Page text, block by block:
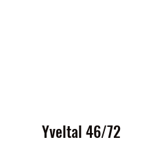
Yveltal 46/72